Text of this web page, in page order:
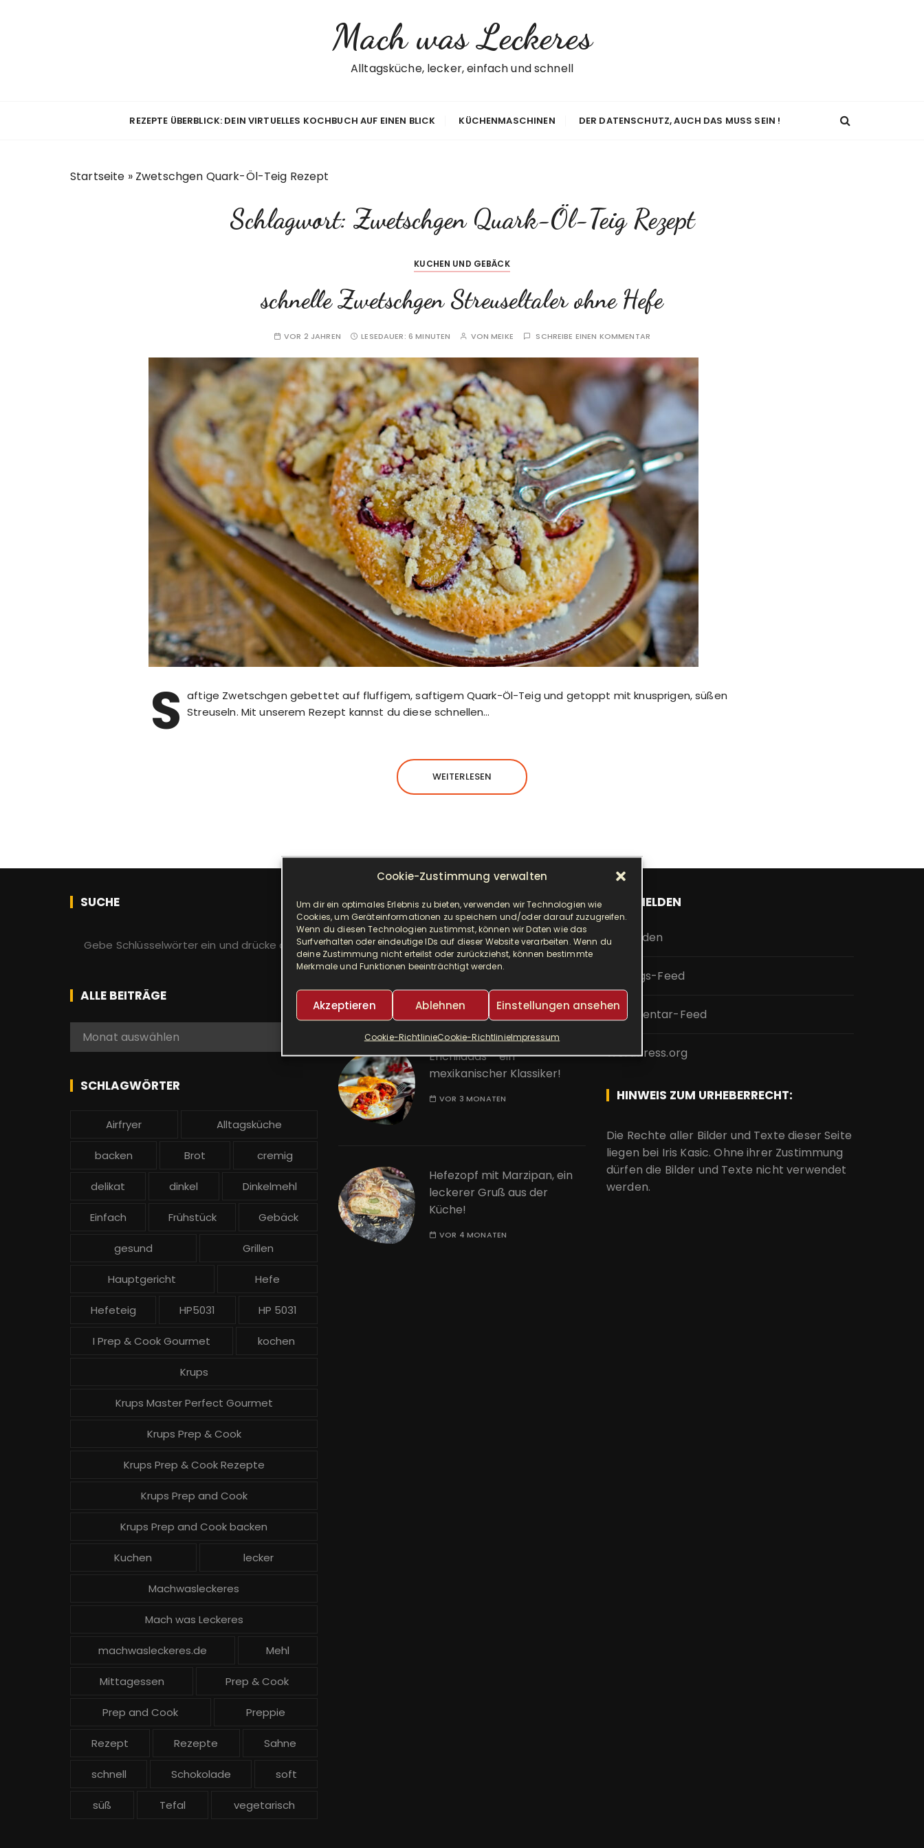
Cookie-Zustimmung verwalten
Um dir ein optimales Erlebnis zu bieten, verwenden wir Technologien wie
Cookies, um Geräteinformationen zu speichern und/oder darauf zuzugreifen.
Wenn du diesen Technologien zustimmst, können wir Daten wie das
Surfverhalten oder eindeutige IDs auf dieser Website verarbeiten. Wenn du
deine Zustimmung nicht erteilst oder zurückziehst, können bestimmte
Merkmale und Funktionen beeinträchtigt werden.
Akzeptieren Ablehnen Einstellungen ansehen
Cookie-RichtlinieCookie-RichtlinieImpressum
Mach was Leckeres
Alltagsküche, lecker, einfach und schnell
REZEPTE ÜBERBLICK: DEIN VIRTUELLES KOCHBUCH AUF EINEN BLICK KÜCHENMASCHINEN DER DATENSCHUTZ, AUCH DAS MUSS SEIN !
Startseite » Zwetschgen Quark-Öl-Teig Rezept
Schlagwort: Zwetschgen Quark-Öl-Teig Rezept
KUCHEN UND GEBÄCK
schnelle Zwetschgen Streuseltaler ohne Hefe
VOR 2 JAHREN LESEDAUER: 6 MINUTEN VONMEIKE SCHREIBE EINEN KOMMENTAR
S aftige Zwetschgen gebettet auf fluffigem, saftigem Quark-Öl-Teig und getoppt mit knusprigen, süßen
Streuseln. Mit unserem Rezept kannst du diese schnellen…
WEITERLESEN
SUCHE
h
e
n
c
:
ALLE BEITRÄGE
e
Monat auswählen
SCHLAGWÖRTER
Airfryer Alltagsküche
backen Brot cremig
delikat dinkel Dinkelmehl
Einfach Frühstück Gebäck
gesund Grillen
Hauptgericht Hefe
Hefeteig HP5031 HP 5031
I Prep & Cook Gourmet kochen
Krups
Krups Master Perfect Gourmet
Krups Prep & Cook
Krups Prep & Cook Rezepte
Krups Prep and Cook
Krups Prep and Cook backen
Kuchen lecker
Machwasleckeres
Mach was Leckeres
machwasleckeres.de Mehl
Mittagessen Prep & Cook
Prep and Cook Preppie
Rezept Rezepte Sahne
schnell Schokolade soft
süß Tefal vegetarisch
NEUESTE BEITRÄGE
Djuvec als Risotto! So ein
leckerer One Pot!
Enchiladas – ein
mexikanischer Klassiker!
VOR 3 MONATEN
Hefezopf mit Marzipan, ein
leckerer Gruß aus der
Küche!
VOR 4 MONATEN
ANMELDEN
Anmelden
Eintrags-Feed
Kommentar-Feed
WordPress.org
HINWEIS ZUM URHEBERRECHT:
Die Rechte aller Bilder und Texte dieser Seite
liegen bei Iris Kasic. Ohne ihrer Zustimmung
dürfen die Bilder und Texte nicht verwendet
werden.